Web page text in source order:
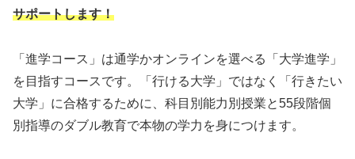
サポートします！
「進学コース」は通学かオンラインを選べる「大学進学」
を目指すコースです。「行ける大学」ではなく「行きたい
大学」に合格するために、科目別能力別授業と55段階個
別指導のダブル教育で本物の学力を身につけます。